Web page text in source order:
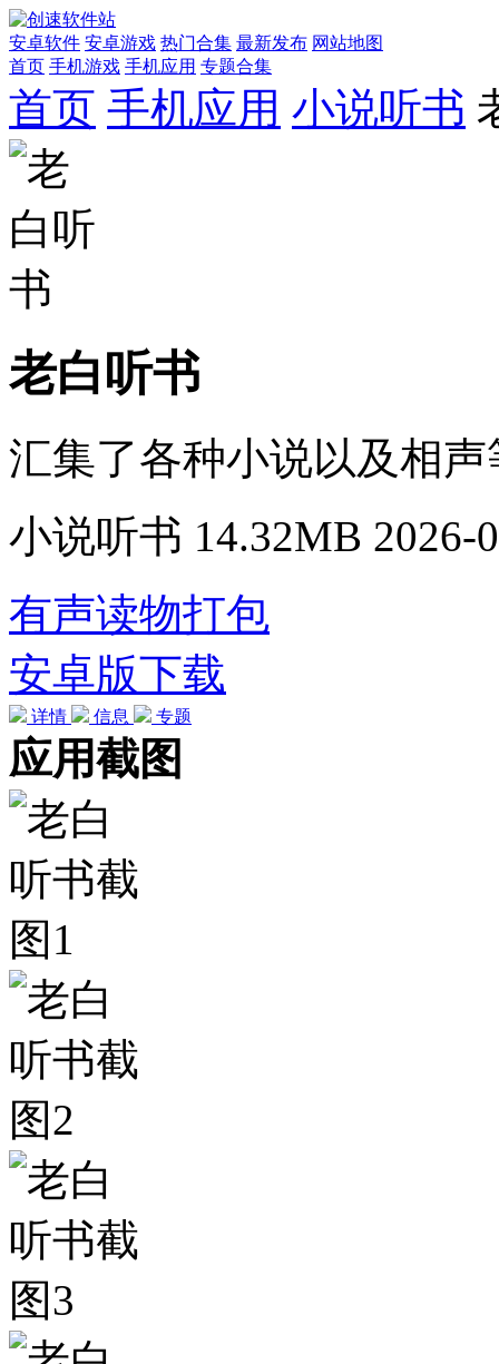
安卓软件 安卓游戏 热门合集 最新发布 网站地图
首页 手机游戏 手机应用 专题合集
首页 手机应用 小说听书
老白听书
汇集了各种小说以及相
小说听书 14.32MB 2026-
有声读物打包
安卓版下载
详情 信息 专题
应用截图